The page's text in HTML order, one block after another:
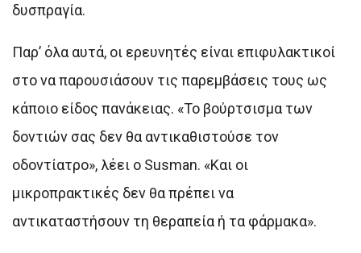
δυσπραγία.
Παρ’ όλα αυτά, οι ερευνητές είναι επιφυλακτικοί
στο να παρουσιάσουν τις παρεμβάσεις τους ως
κάποιο είδος πανάκειας. «Το βούρτσισμα των
δοντιών σας δεν θα αντικαθιστούσε τον
οδοντίατρο», λέει ο Susman. «Και οι
μικροπρακτικές δεν θα πρέπει να
αντικαταστήσουν τη θεραπεία ή τα φάρμακα».